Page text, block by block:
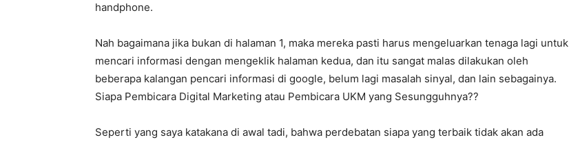
handphone.
Nah bagaimana jika bukan di halaman 1, maka mereka pasti harus mengeluarkan tenaga lagi untuk
mencari informasi dengan mengeklik halaman kedua, dan itu sangat malas dilakukan oleh
beberapa kalangan pencari informasi di google, belum lagi masalah sinyal, dan lain sebagainya.
Siapa Pembicara Digital Marketing atau Pembicara UKM yang Sesungguhnya??
Seperti yang saya katakana di awal tadi, bahwa perdebatan siapa yang terbaik tidak akan ada